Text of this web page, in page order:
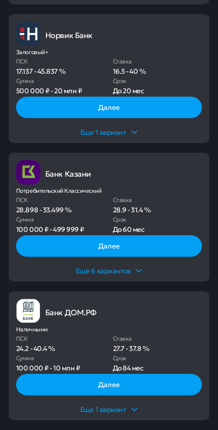
Норвик Банк
Залоговый+
ПСК
17.137-45.837%
Ставка
16.5-40%
Сумма
500 000 ₽-20 млн ₽
Срок
До20 мес
Далее
Еще1 вариант
Банк Казани
Потребительский Классический
ПСК
28.898-33.499%
Ставка
28.9-31.4%
Сумма
100 000 ₽-499 999 ₽
Срок
До60 мес
Далее
Еще6 вариантов
Банк ДОМ.РФ
Наличными
ПСК
24.2-40.4%
Ставка
27.7-37.8%
Сумма
100 000 ₽-10 млн ₽
Срок
До84 мес
Далее
Еще1 вариант